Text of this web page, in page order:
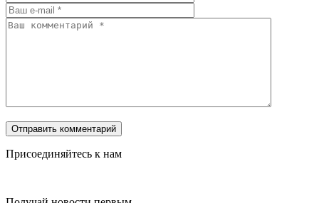
Присоединяйтесь к нам